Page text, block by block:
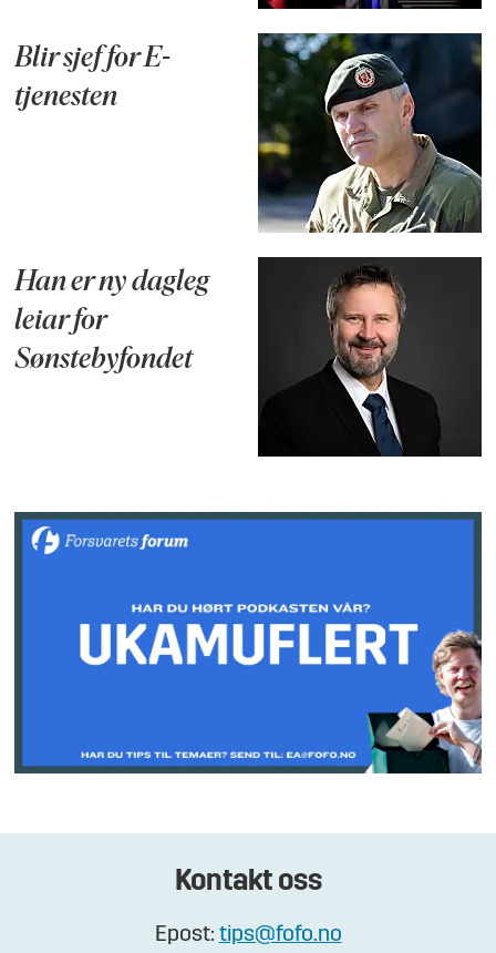
Blir sjef for E-
tjenesten
Han er ny dagleg
leiar for
Sønstebyfondet
Kontakt oss
Epost: tips@fofo.no